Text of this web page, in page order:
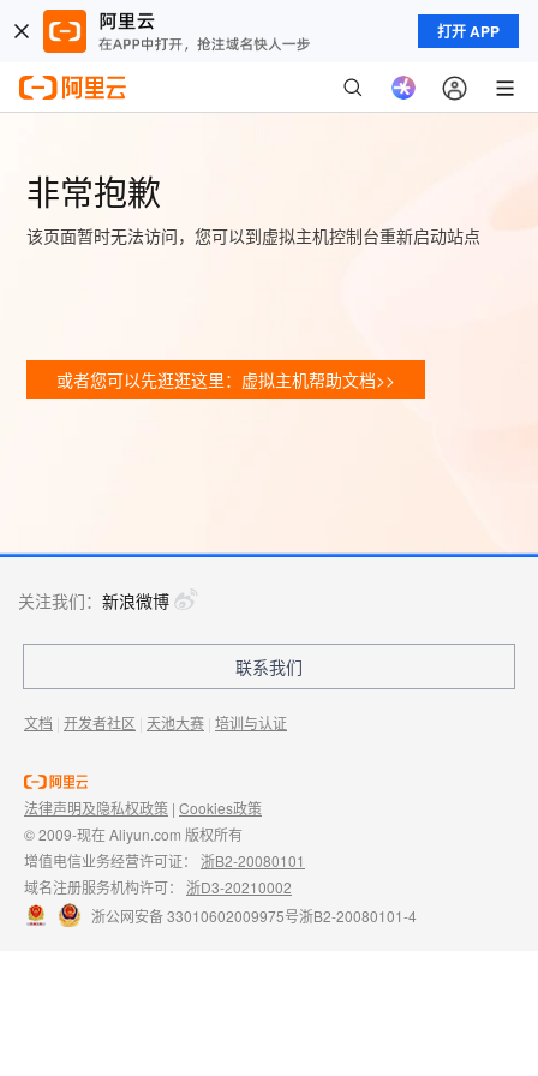
打开 APP
非常抱歉
该页面暂时无法访问，您可以到虚拟主机控制台重新启动站点
或者您可以先逛逛这里：虚拟主机帮助文档>>